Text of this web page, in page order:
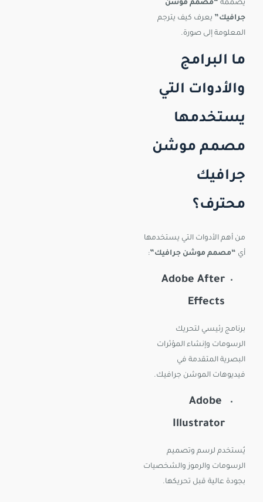
يصممه “مصمم موشن
جرافيك” يعرف كيف يترجم
المعلومة إلى صورة.
ما البرامج
والأدوات التي
يستخدمها
مصمم موشن
جرافيك
محترف؟
من أهم الأدوات التي يستخدمها
أي “مصمم موشن جرافيك”:
Adobe After
Effects
برنامج رئيسي لتحريك
الرسومات وإنشاء المؤثرات
البصرية المتقدمة في
فيديوهات الموشن جرافيك.
Adobe
Illustrator
يُستخدم لرسم وتصميم
الرسومات والرموز والشخصيات
بجودة عالية قبل تحريكها.